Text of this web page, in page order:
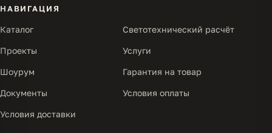
НАВИГАЦИЯ
Каталог Светотехнический расчёт
Проекты Услуги
Шоурум Гарантия на товар
Документы Условия оплаты
Условия доставки